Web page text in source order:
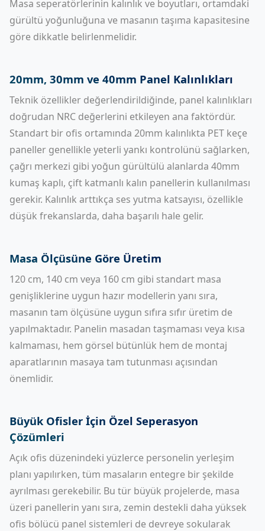
Masa seperatörlerinin kalınlık ve boyutları, ortamdaki
gürültü yoğunluğuna ve masanın taşıma kapasitesine
göre dikkatle belirlenmelidir.
20mm, 30mm ve 40mm Panel Kalınlıkları
Teknik özellikler değerlendirildiğinde, panel kalınlıkları
doğrudan NRC değerlerini etkileyen ana faktördür.
Standart bir ofis ortamında 20mm kalınlıkta PET keçe
paneller genellikle yeterli yankı kontrolünü sağlarken,
çağrı merkezi gibi yoğun gürültülü alanlarda 40mm
kumaş kaplı, çift katmanlı kalın panellerin kullanılması
gerekir. Kalınlık arttıkça ses yutma katsayısı, özellikle
düşük frekanslarda, daha başarılı hale gelir.
Masa Ölçüsüne Göre Üretim
120 cm, 140 cm veya 160 cm gibi standart masa
genişliklerine uygun hazır modellerin yanı sıra,
masanın tam ölçüsüne uygun sıfıra sıfır üretim de
yapılmaktadır. Panelin masadan taşmaması veya kısa
kalmaması, hem görsel bütünlük hem de montaj
aparatlarının masaya tam tutunması açısından
önemlidir.
Büyük Ofisler İçin Özel Seperasyon
Çözümleri
Açık ofis düzenindeki yüzlerce personelin yerleşim
planı yapılırken, tüm masaların entegre bir şekilde
ayrılması gerekebilir. Bu tür büyük projelerde, masa
üzeri panellerin yanı sıra, zemin destekli daha yüksek
ofis bölücü panel sistemleri de devreye sokularak